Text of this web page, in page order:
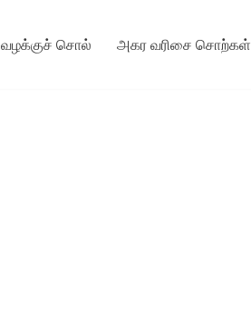
வழக்குச் சொல் அகர வரிசை சொற்கள்